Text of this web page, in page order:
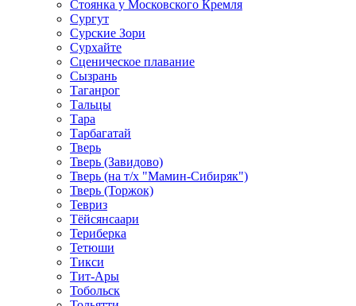
Стоянка у Московского Кремля
Сургут
Сурские Зори
Сурхайте
Сценическое плавание
Сызрань
Таганрог
Тальцы
Тара
Тарбагатай
Тверь
Тверь (Завидово)
Тверь (на т/х "Мамин-Сибиряк")
Тверь (Торжок)
Тевриз
Тёйсянсаари
Териберка
Тетюши
Тикси
Тит-Ары
Тобольск